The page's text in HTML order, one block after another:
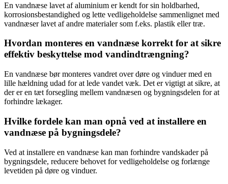
En vandnæse lavet af aluminium er kendt for sin holdbarhed,
korrosionsbestandighed og lette vedligeholdelse sammenlignet med
vandnæser lavet af andre materialer som f.eks. plastik eller træ.
Hvordan monteres en vandnæse korrekt for at sikre
effektiv beskyttelse mod vandindtrængning?
En vandnæse bør monteres vandret over døre og vinduer med en
lille hældning udad for at lede vandet væk. Det er vigtigt at sikre, at
der er en tæt forsegling mellem vandnæsen og bygningsdelen for at
forhindre lækager.
Hvilke fordele kan man opnå ved at installere en
vandnæse på bygningsdele?
Ved at installere en vandnæse kan man forhindre vandskader på
bygningsdele, reducere behovet for vedligeholdelse og forlænge
levetiden på døre og vinduer.